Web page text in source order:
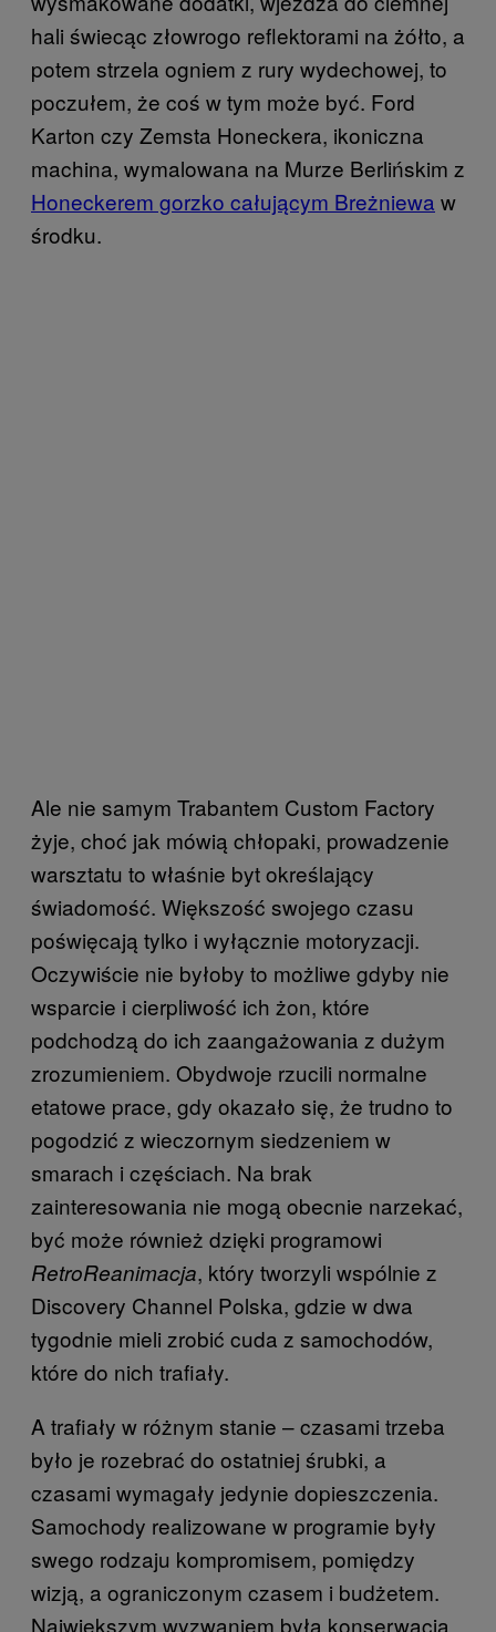
hali świecąc złowrogo reflektorami na żółto, a
potem strzela ogniem z rury wydechowej, to
poczułem, że coś w tym może być. Ford
Karton czy Zemsta Honeckera, ikoniczna
machina, wymalowana na Murze Berlińskim z
Honeckerem gorzko całującym Breżniewa w
środku.
Ale nie samym Trabantem Custom Factory
żyje, choć jak mówią chłopaki, prowadzenie
warsztatu to właśnie byt określający
świadomość. Większość swojego czasu
poświęcają tylko i wyłącznie motoryzacji.
Oczywiście nie byłoby to możliwe gdyby nie
wsparcie i cierpliwość ich żon, które
podchodzą do ich zaangażowania z dużym
zrozumieniem. Obydwoje rzucili normalne
etatowe prace, gdy okazało się, że trudno to
pogodzić z wieczornym siedzeniem w
smarach i częściach. Na brak
zainteresowania nie mogą obecnie narzekać,
być może również dzięki programowi
RetroReanimacja, który tworzyli wspólnie z
Discovery Channel Polska, gdzie w dwa
tygodnie mieli zrobić cuda z samochodów,
które do nich trafiały.
A trafiały w różnym stanie – czasami trzeba
było je rozebrać do ostatniej śrubki, a
czasami wymagały jedynie dopieszczenia.
Samochody realizowane w programie były
swego rodzaju kompromisem, pomiędzy
wizją, a ograniczonym czasem i budżetem.
Największym wyzwaniem była konserwacja